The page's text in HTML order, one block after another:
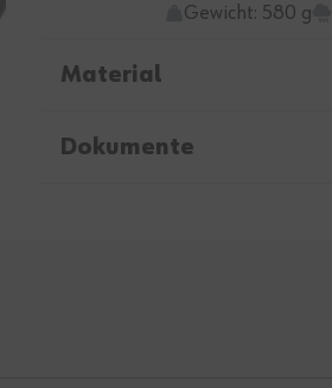
Gewicht: 580 g
Material
Dokumente